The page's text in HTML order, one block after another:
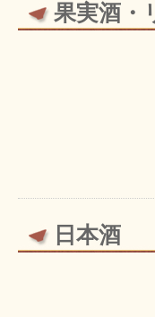
果実酒・
日本酒